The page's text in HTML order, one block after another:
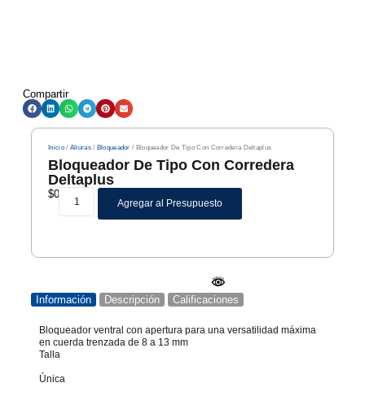
Compartir
Inicio/ Alturas/ Bloqueador / Bloqueador De Tipo Con Corredera Deltaplus
Bloqueador De Tipo Con Corredera
Deltaplus
$0
Agregar al Presupuesto
Información Descripción Calificaciones
Bloqueador ventral con apertura para una versatilidad máxima
en cuerda trenzada de 8 a 13 mm
Talla
Única